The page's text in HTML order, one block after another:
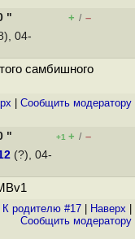
" + / –
04-
самбишного
Cообщить модератору
" +1 + / –
(?), 04-
К родителю #17 Наверх
Cообщить модератору